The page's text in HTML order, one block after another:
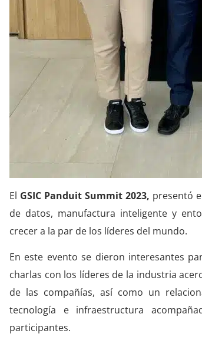
El GSIC Panduit Summit 2023, presentó
de datos, manufactura inteligente y
crecer a la par de los líderes del mundo.
En este evento se dieron interesantes
charlas con los líderes de la industria
de las compañías, así como un
tecnología e infraestructura
participantes.